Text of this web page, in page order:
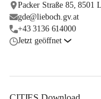
Packer Straße 85, 8501
gde@lieboch.gv.at
+43 3136 614000
Jetzt geöffnet